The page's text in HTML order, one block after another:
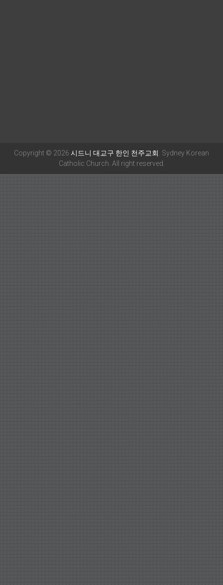
Copyright © 2026 시드니 대교구 한인 천주교회 . Sydney Korean
Catholic Church. All right reserved.